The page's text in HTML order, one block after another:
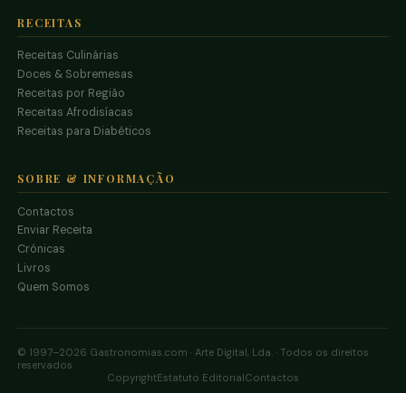
RECEITAS
Receitas Culinárias
Doces & Sobremesas
Receitas por Região
Receitas Afrodisíacas
Receitas para Diabéticos
SOBRE & INFORMAÇÃO
Contactos
Enviar Receita
Crónicas
Livros
Quem Somos
© 1997–2026 Gastronomias.com · Arte Digital, Lda. · Todos os direitos
reservados
CopyrightEstatuto EditorialContactos